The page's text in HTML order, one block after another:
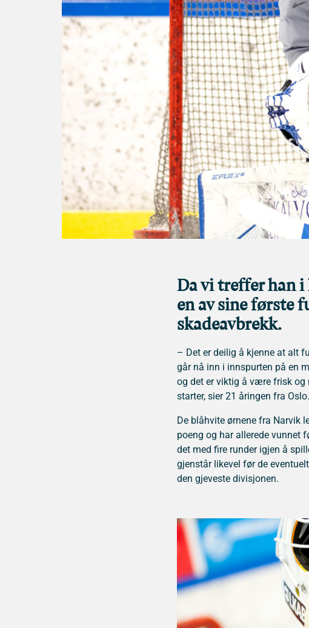
Da vi treffer han
en av sine første
skadeavbrekk.
– Det er deilig å kjenne at alt
går nå inn i innspurten på en
og det er viktig å være frisk og
starter, sier 21 åringen fra Oslo.
De blåhvite ørnene fra Narvik
poeng og har allerede vunnet
det med fire runder igjen å
gjenstår likevel før de
den gjeveste divisjonen.